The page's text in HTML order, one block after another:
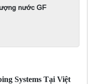
nước GF
Systems Tại Việt